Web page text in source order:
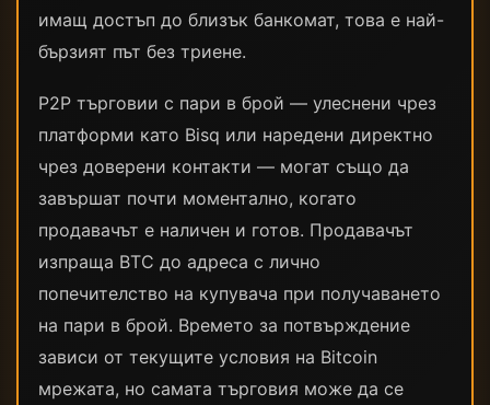
имащ достъп до близък банкомат, това е най-
бързият път без триене.
P2P търговии с пари в брой — улеснени чрез
платформи като Bisq или наредени директно
чрез доверени контакти — могат също да
завършат почти моментално, когато
продавачът е наличен и готов. Продавачът
изпраща BTC до адреса с лично
попечителство на купувача при получаването
на пари в брой. Времето за потвърждение
зависи от текущите условия на Bitcoin
мрежата, но самата търговия може да се